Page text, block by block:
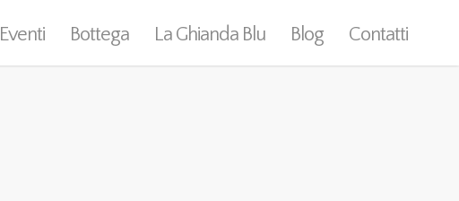
Eventi Bottega La Ghianda Blu Blog Contatti